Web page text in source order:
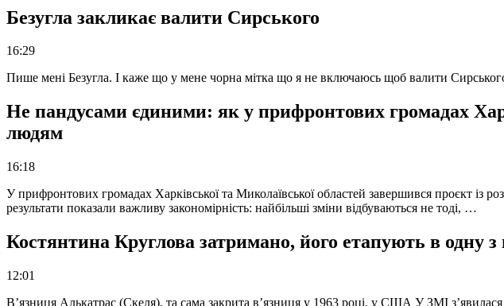
Безугла закликає валити Сирського
16:29
Пише мені Безугла. І каже що у мене чорна мітка що я не включаюсь щоб валити
Не пандусами єдиними: як у прифронтових громадах
людям
16:18
У прифронтових громадах Харківської та Миколаївської областей завершився проєкт із
результати показали важливу закономірність: найбільші зміни відбуваються не тоді, …
Костянтина Круглова затримано, його етапують в одну
12:01
В’язниця Алькатрас (Скеля), та сама закрита в’язниця у 1963 році, у США У ЗМІ